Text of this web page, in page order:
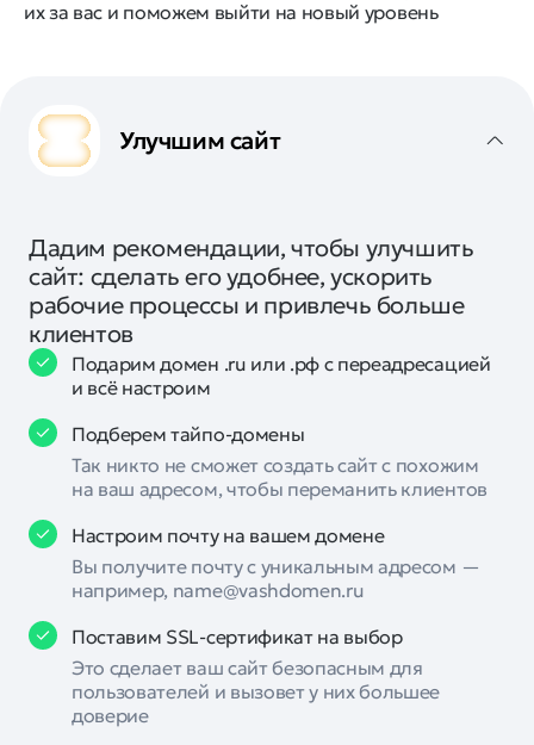
их за вас и поможем выйти на новый уровень
Улучшим сайт
Дадим рекомендации, чтобы улучшить
сайт: сделать его удобнее, ускорить
рабочие процессы и привлечь больше
клиентов
Подарим домен .ru или .рф с переадресацией
и всё настроим
Подберем тайпо-домены
Так никто не сможет создать сайт с похожим
на ваш адресом, чтобы переманить клиентов
Настроим почту на вашем домене
Вы получите почту с уникальным адресом —
например, name@vashdomen.ru
Поставим SSL-сертификат на выбор
Это сделает ваш сайт безопасным для
пользователей и вызовет у них большее
доверие